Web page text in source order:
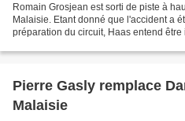
Romain Grosjean est sorti de piste à
Malaisie. Etant donné que l'accident a
préparation du circuit, Haas entend être
Pierre Gasly remplace
Malaisie